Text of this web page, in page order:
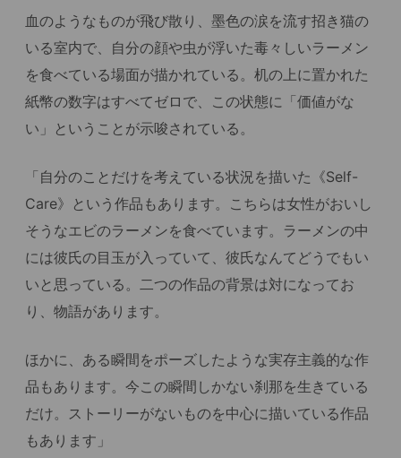
血のようなものが飛び散り、墨色の涙を流す招き猫の
いる室内で、自分の顔や虫が浮いた毒々しいラーメン
を食べている場面が描かれている。机の上に置かれた
紙幣の数字はすべてゼロで、この状態に「価値がな
い」ということが示唆されている。
「自分のことだけを考えている状況を描いた《Self-
Care》という作品もあります。こちらは女性がおいし
そうなエビのラーメンを食べています。ラーメンの中
には彼氏の目玉が入っていて、彼氏なんてどうでもい
いと思っている。二つの作品の背景は対になってお
り、物語があります。
ほかに、ある瞬間をポーズしたような実存主義的な作
品もあります。今この瞬間しかない刹那を生きている
だけ。ストーリーがないものを中心に描いている作品
もあります」